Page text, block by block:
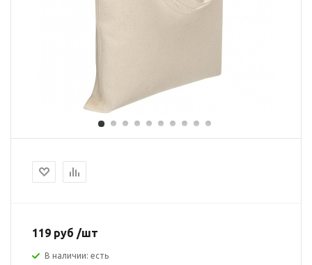
119 руб /шт
В наличии: есть